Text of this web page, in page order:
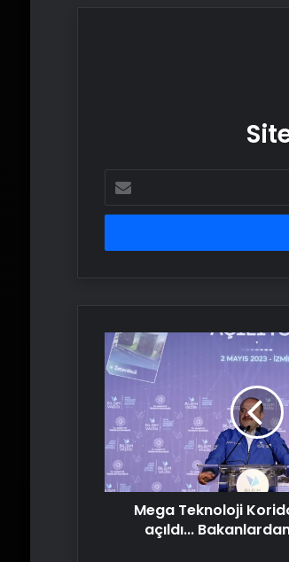
posta
adresinizi
Mega
Teknoloji
Koridoru
İzmir'den
açıldı...
Bakanlardan
mesaj
seli!
Mega Teknoloji
açıldı...